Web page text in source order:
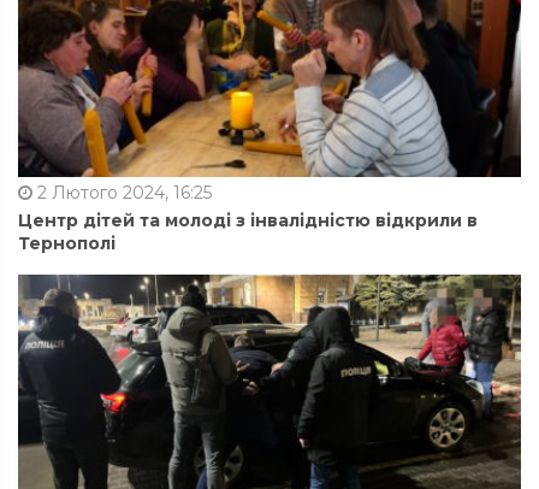
2 Лютого 2024, 16:25
Центр дітей та молоді з інвалідністю відкрили в
Тернополі